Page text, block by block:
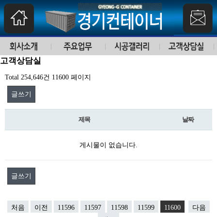
고객상담실
Total 254,646건 11600 페이지
글쓰기
제목 날짜
게시물이 없습니다.
글쓰기
처음 이전 11596 11597 11598 11599 11600
다음